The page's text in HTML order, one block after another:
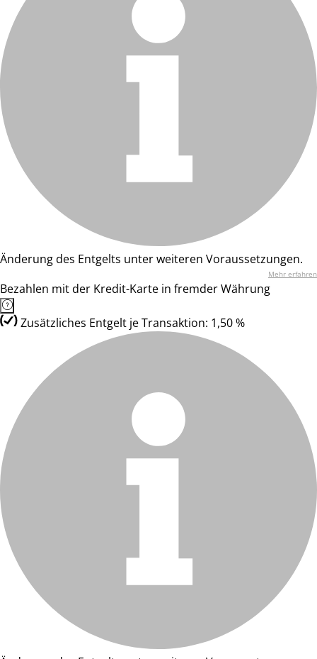
Änderung des Entgelts unter weiteren Voraussetzungen.
Mehr erfahren
Bezahlen mit der Kredit-Karte in fremder Währung
Zusätzliches Entgelt je Transaktion: 1,50 %